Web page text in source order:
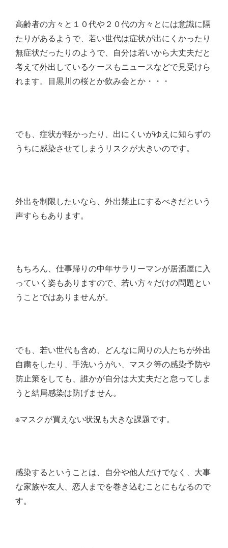
高齢者の方々と１０代や２０代の方々とには意識に隔
たりがあるようで、若い世代は症状が出にくかったり
無症状だったりのようで、自分は若いから大丈夫だと
考えて外出しているケースもニュースなどで見受けら
れます。目黒川の桜とか飲み会とか・・・
でも、症状が軽かったり、出にくいがゆえに知らずの
うちに感染させてしまうリスクが大きいのです。
外出を制限したいなら、外出禁止にするべきだという
声すらもあります。
もちろん、仕事帰りの中年サラリーマンが居酒屋に入
っていく姿もありますので、若い方々だけの問題とい
うことではありませんが。
でも、若い世代も含め、どんなに周りの人たちが外出
自粛をしたり、手洗いうがい、マスク等の感染予防や
防止策をしても、誰かが自分は大丈夫だと怠ってしま
うと結局感染は防げません。
※マスクが買えない状況も大きな課題です。
感染するということは、自分や他人だけでなく、大事
な家族や友人、恋人までを巻き込むことにもなるので
す。